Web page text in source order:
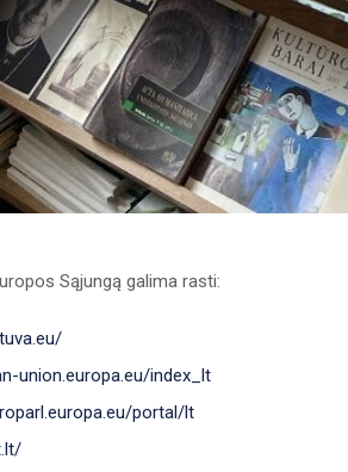
Sąjungą galima rasti:
union.europa.eu/index_lt
portal/lt